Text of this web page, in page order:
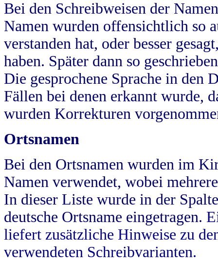
Bei den Schreibweisen der
Namen wurden offensichtlich so
verstanden hat, oder besser
haben. Später dann so
Die gesprochene Sprache in
Fällen bei denen erkannt wurde,
wurden Korrekturen
Ortsnamen
Bei den Ortsnamen wurden im
Namen verwendet, wobei
In dieser Liste wurde in der
deutsche Ortsname eingetragen.
liefert zusätzliche Hinweise zu
verwendeten Schreibvarianten.